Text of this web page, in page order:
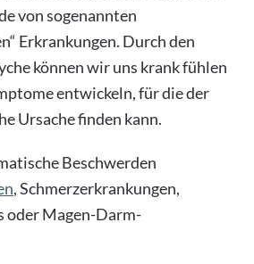
von sogenannten
Erkrankungen. Durch den
können wir uns krank fühlen
entwickeln, für die der
Ursache finden kann.
Beschwerden
, Schmerzerkrankungen,
oder Magen-Darm-